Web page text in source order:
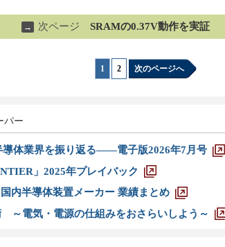
→ 次ページ SRAMの0.37V動作を実証
1 2 次のページへ
パー
導体業界を振り返る――電子版2026年7月号
」2025年プレイバック
内半導体装置メーカー 業績まとめ
～電気・電源の仕組みをおさらいしよう～